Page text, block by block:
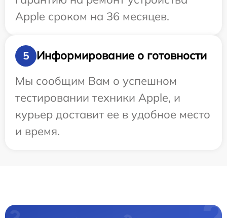
Apple сроком на 36 месяцев.
5
Информирование о готовности
Мы сообщим Вам о успешном
тестировании техники Apple, и
курьер доставит ее в удобное место
и время.